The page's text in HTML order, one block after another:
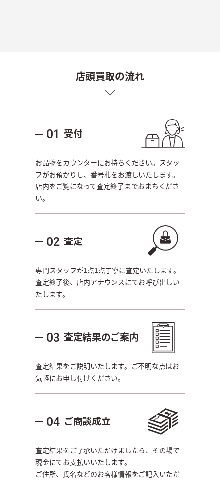
店頭買取の流れ
01 受付
お品物をカウンターにお持ちください。スタッ
フがお預かりし、番号札をお渡しいたします。
店内をご覧になって査定終了までおまちくださ
い。
02 査定
専門スタッフが1点1点丁寧に査定いたします。
査定終了後、店内アナウンスにてお呼び出しい
たします。
03 査定結果のご案内
査定結果をご説明いたします。ご不明な点はお
気軽にお申し付けください。
04 ご商談成立
査定結果をご了承いただけましたら、その場で
現金にてお支払いいたします。
ご住所、氏名などのお客様情報をご記入いただ